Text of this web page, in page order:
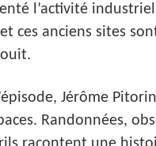
l’activité
ces anciens sites
Jérôme
Randonnées,